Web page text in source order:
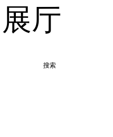
厅
搜索